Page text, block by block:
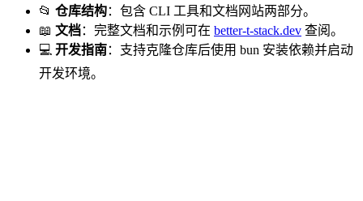
📂 仓库结构：包含 CLI 工具和文档网站两部分。
📖 文档：完整文档和示例可在 better-t-stack.dev 查阅。
💻 开发指南：支持克隆仓库后使用 bun 安装依赖并启动
开发环境。